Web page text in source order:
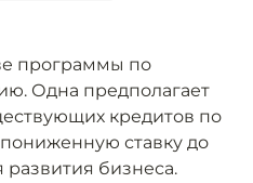
программы по
Одна предполагает
кредитов по
ставку до
бизнеса.